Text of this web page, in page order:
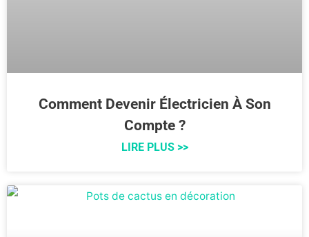
Comment Devenir Électricien À Son
Compte ?
LIRE PLUS >>